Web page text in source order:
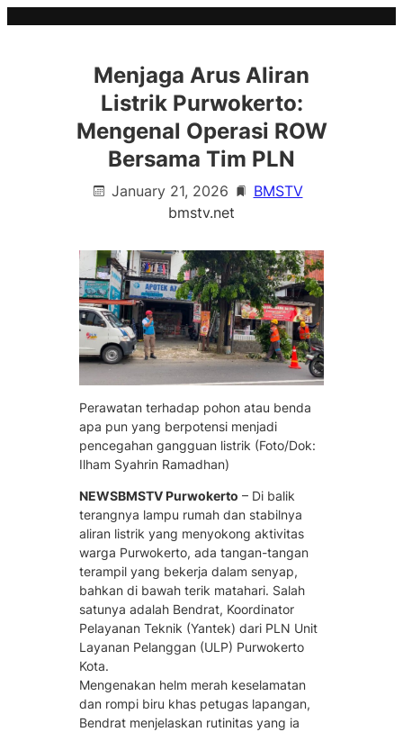
Menjaga Arus Aliran
Listrik Purwokerto:
Mengenal Operasi ROW
Bersama Tim PLN
January 21, 2026
BMSTV
bmstv.net
Perawatan terhadap pohon atau benda
apa pun yang berpotensi menjadi
pencegahan gangguan listrik (Foto/Dok:
Ilham Syahrin Ramadhan)
NEWSBMSTV Purwokerto – Di balik
terangnya lampu rumah dan stabilnya
aliran listrik yang menyokong aktivitas
warga Purwokerto, ada tangan-tangan
terampil yang bekerja dalam senyap,
bahkan di bawah terik matahari. Salah
satunya adalah Bendrat, Koordinator
Pelayanan Teknik (Yantek) dari PLN Unit
Layanan Pelanggan (ULP) Purwokerto
Kota.
Mengenakan helm merah keselamatan
dan rompi biru khas petugas lapangan,
Bendrat menjelaskan rutinitas yang ia